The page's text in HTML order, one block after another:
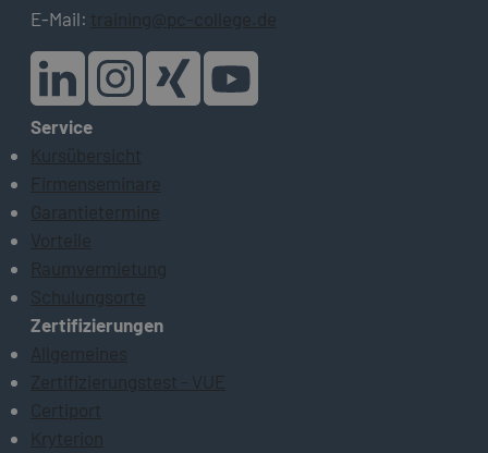
E-Mail: training@pc-college.de
Service
Kursübersicht
Firmenseminare
Garantietermine
Vorteile
Raumvermietung
Schulungsorte
Zertifizierungen
Allgemeines
Zertifizierungstest - VUE
Certiport
Kryterion